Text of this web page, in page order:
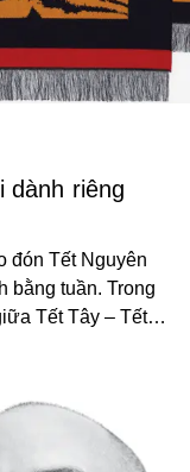
dành riêng
đón Tết Nguyên
bằng tuần. Trong
Tết Tây – Tết
hổ trong văn hoá